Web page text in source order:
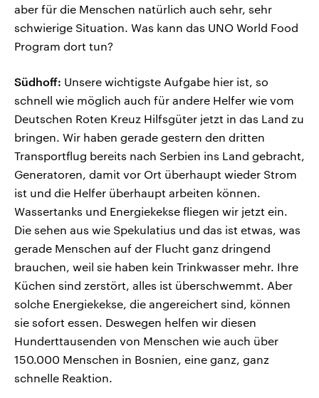
aber für die Menschen natürlich auch sehr, sehr
schwierige Situation. Was kann das UNO World Food
Program dort tun?
Südhoff: Unsere wichtigste Aufgabe hier ist, so
schnell wie möglich auch für andere Helfer wie vom
Deutschen Roten Kreuz Hilfsgüter jetzt in das Land zu
bringen. Wir haben gerade gestern den dritten
Transportflug bereits nach Serbien ins Land gebracht,
Generatoren, damit vor Ort überhaupt wieder Strom
ist und die Helfer überhaupt arbeiten können.
Wassertanks und Energiekekse fliegen wir jetzt ein.
Die sehen aus wie Spekulatius und das ist etwas, was
gerade Menschen auf der Flucht ganz dringend
brauchen, weil sie haben kein Trinkwasser mehr. Ihre
Küchen sind zerstört, alles ist überschwemmt. Aber
solche Energiekekse, die angereichert sind, können
sie sofort essen. Deswegen helfen wir diesen
Hunderttausenden von Menschen wie auch über
150.000 Menschen in Bosnien, eine ganz, ganz
schnelle Reaktion.